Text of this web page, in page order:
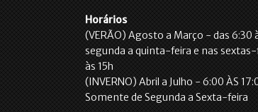
Horários
(VERÃO) Agosto a Março - das 6:30
segunda a quinta-feira e nas sextas-
às 15h
(INVERNO) Abril a Julho - 6:00 ÀS
Somente de Segunda a Sexta-feira